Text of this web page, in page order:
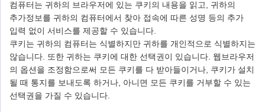
컴퓨터는 귀하의 브라우저에 있는 쿠키의 내용을 읽고, 귀하의
추가정보를 귀하의 컴퓨터에서 찾아 접속에 따른 성명 등의 추가
입력 없이 서비스를 제공할 수 있습니다.
쿠키는 귀하의 컴퓨터는 식별하지만 귀하를 개인적으로 식별하지는
않습니다. 또한 귀하는 쿠키에 대한 선택권이 있습니다. 웹브라우저
의 옵션을 조정함으로써 모든 쿠키를 다 받아들이거나, 쿠키가 설치
될 때 통지를 보내도록 하거나, 아니면 모든 쿠키를 거부할 수 있는
선택권을 가질 수 있습니다.